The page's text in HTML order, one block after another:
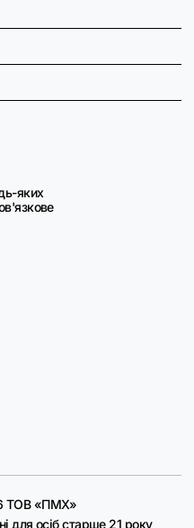
яких
ТОВ «ПМХ»
для осіб старше 21 року